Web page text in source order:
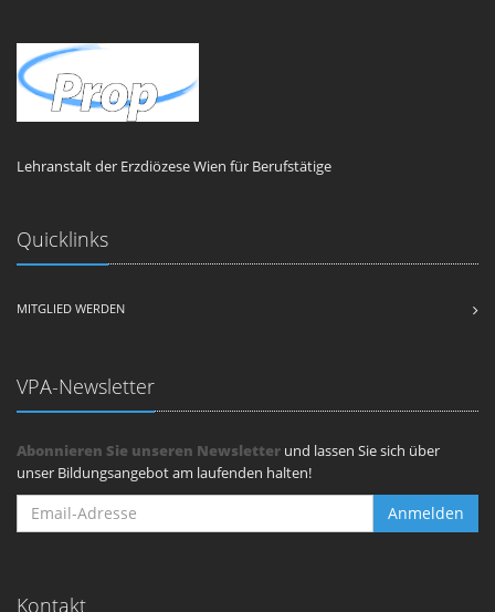
Lehranstalt der Erzdiözese Wien für Berufstätige
Quicklinks
MITGLIED WERDEN
VPA-Newsletter
Abonnieren Sie unseren Newsletter und lassen Sie sich über
unser Bildungsangebot am laufenden halten!
Anmelden
Kontakt